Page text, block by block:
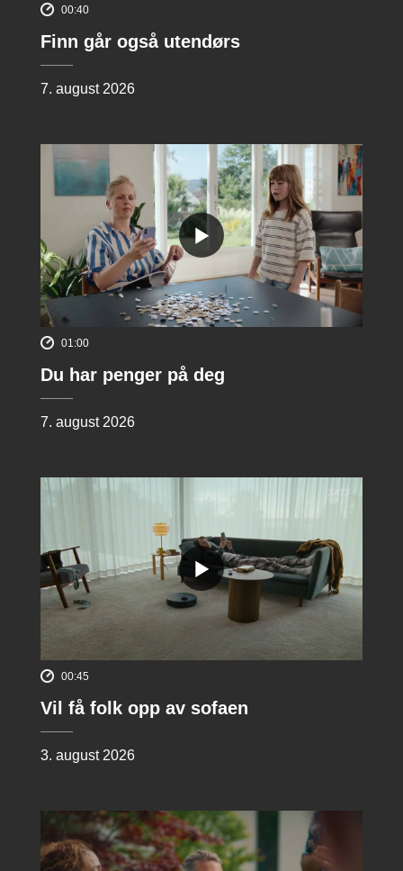
00:40
Finn går også utendørs
7. august 2026
01:00
Du har penger på deg
7. august 2026
00:45
Vil få folk opp av sofaen
3. august 2026